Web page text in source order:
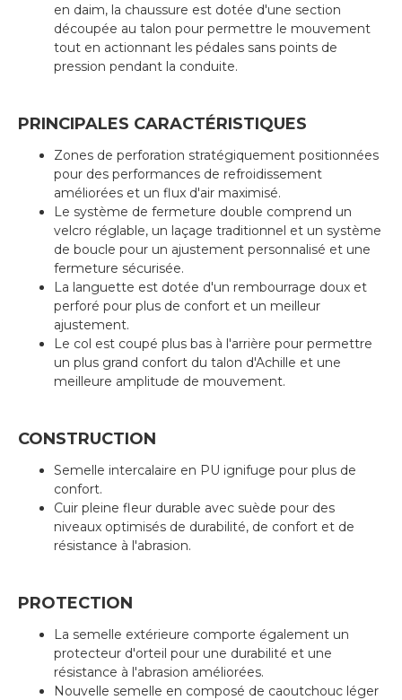
en daim, la chaussure est dotée d'une section
découpée au talon pour permettre le mouvement
tout en actionnant les pédales sans points de
pression pendant la conduite.
PRINCIPALES CARACTÉRISTIQUES
Zones de perforation stratégiquement positionnées
pour des performances de refroidissement
améliorées et un flux d'air maximisé.
Le système de fermeture double comprend un
velcro réglable, un laçage traditionnel et un système
de boucle pour un ajustement personnalisé et une
fermeture sécurisée.
La languette est dotée d'un rembourrage doux et
perforé pour plus de confort et un meilleur
ajustement.
Le col est coupé plus bas à l'arrière pour permettre
un plus grand confort du talon d'Achille et une
meilleure amplitude de mouvement.
CONSTRUCTION
Semelle intercalaire en PU ignifuge pour plus de
confort.
Cuir pleine fleur durable avec suède pour des
niveaux optimisés de durabilité, de confort et de
résistance à l'abrasion.
PROTECTION
La semelle extérieure comporte également un
protecteur d'orteil pour une durabilité et une
résistance à l'abrasion améliorées.
Nouvelle semelle en composé de caoutchouc léger